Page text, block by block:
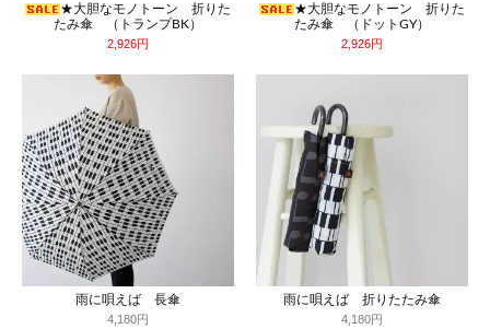
★大胆なモノトーン 折りた
たみ傘 （トランプBK）
2,926円
★大胆なモノトーン 折りた
たみ傘 （ドットGY）
2,926円
雨に唄えば 長傘
4,180円
雨に唄えば 折りたたみ傘
4,180円